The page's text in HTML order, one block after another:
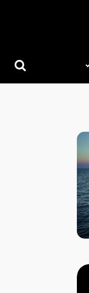
البحث
عن: